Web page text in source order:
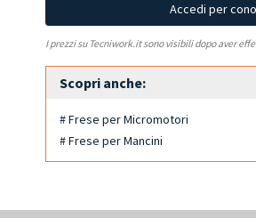
Accedi per
I prezzi su Tecniwork.it sono visibili dopo aver
Scopri anche:
# Frese per Micromotori
# Frese per Mancini